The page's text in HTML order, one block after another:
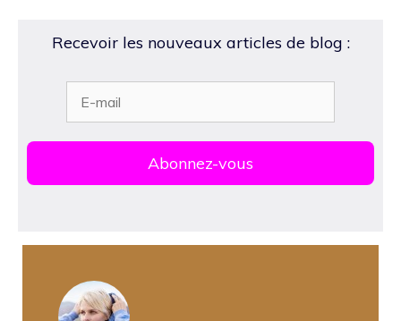
Recevoir les nouveaux articles de blog :